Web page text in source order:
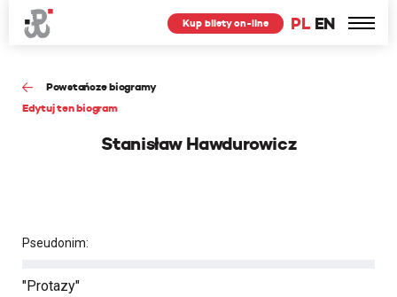
PL EN
Kup bilety on-line
Powstańcze biogramy
Edytuj ten biogram
Stanisław Hawdurowicz
Pseudonim:
"Protazy"